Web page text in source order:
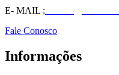
E- MAIL :
Fale Conosco
Informações